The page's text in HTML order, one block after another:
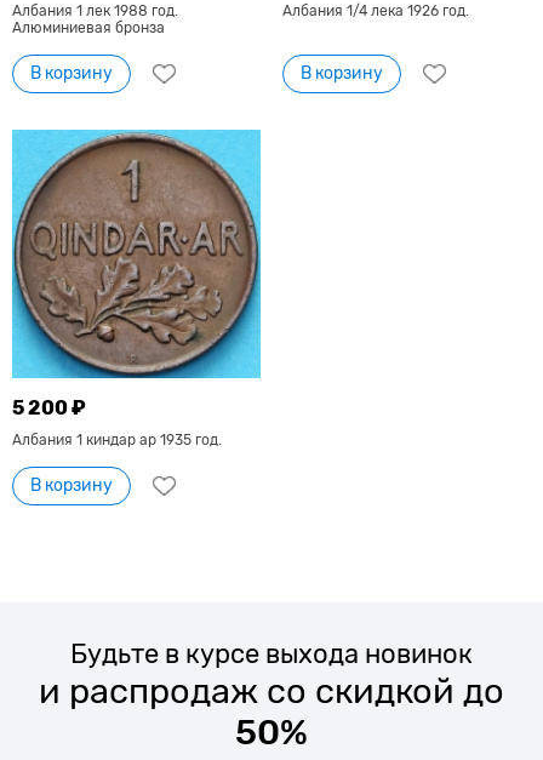
Албания 1 лек 1988 год.
Алюминиевая бронза
В корзину
Албания 1/4 лека 1926 год.
В корзину
5 200 ₽
Албания 1 киндар ар 1935 год.
В корзину
Будьте в курсе выхода новинок
и распродаж со скидкой до
50%